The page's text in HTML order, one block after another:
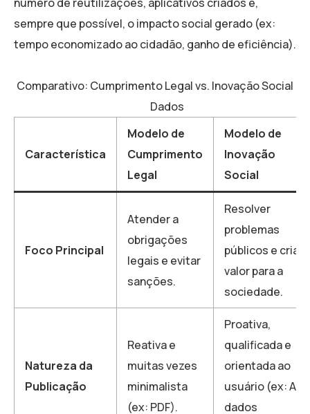
sempre que possível, o impacto social gerado (ex:
tempo economizado ao cidadão, ganho de eficiência).
Comparativo: Cumprimento Legal vs. Inovação Social
Dados
Característica
Modelo de
Cumprimento
Legal
Modelo de
Inovação
Social
Foco Principal
Atender a
obrigações
legais e evitar
sanções.
Resolver
problemas
públicos e criar
valor para a
sociedade.
Natureza da
Publicação
Reativa e
muitas vezes
minimalista
(ex: PDF).
Proativa,
qualificada e
orientada ao
usuário (ex: API,
dados